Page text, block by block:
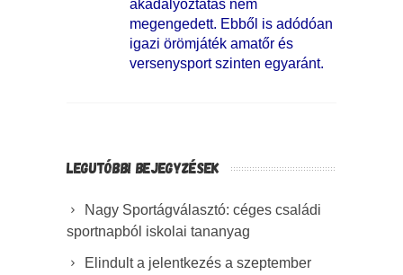
akadályoztatás nem
megengedett. Ebből is adódóan
igazi örömjáték amatőr és
versenysport szinten egyaránt.
LEGUTÓBBI BEJEGYZÉSEK
Nagy Sportágválasztó: céges családi
sportnapból iskolai tananyag
Elindult a jelentkezés a szeptember